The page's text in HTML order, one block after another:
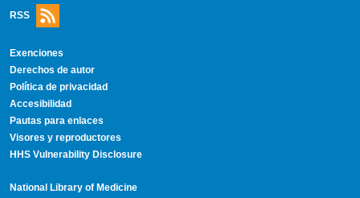
RSS
Exenciones
Derechos de autor
Política de privacidad
Accesibilidad
Pautas para enlaces
Visores y reproductores
HHS Vulnerability Disclosure
National Library of Medicine